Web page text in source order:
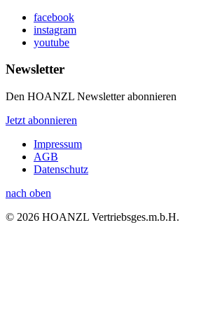
facebook
instagram
youtube
Newsletter
Den HOANZL Newsletter abonnieren
Jetzt abonnieren
Impressum
AGB
Datenschutz
nach oben
© 2026 HOANZL Vertriebsges.m.b.H.